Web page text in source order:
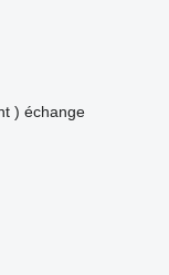
) échange